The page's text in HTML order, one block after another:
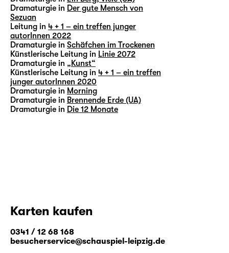
Dramaturgie in Der gute Mensch von
Sezuan
Leitung in 4 + 1 – ein treffen junger
autorInnen 2022
Dramaturgie in Schäfchen im Trockenen
Künstlerische Leitung in Linie 2072
Dramaturgie in „Kunst“
Künstlerische Leitung in 4 + 1 – ein treffen
junger autorInnen 2020
Dramaturgie in Morning
Dramaturgie in Brennende Erde (UA)
Dramaturgie in Die 12 Monate
Karten kaufen
0341 / 12 68 168
besucherservice@schauspiel-leipzig.de